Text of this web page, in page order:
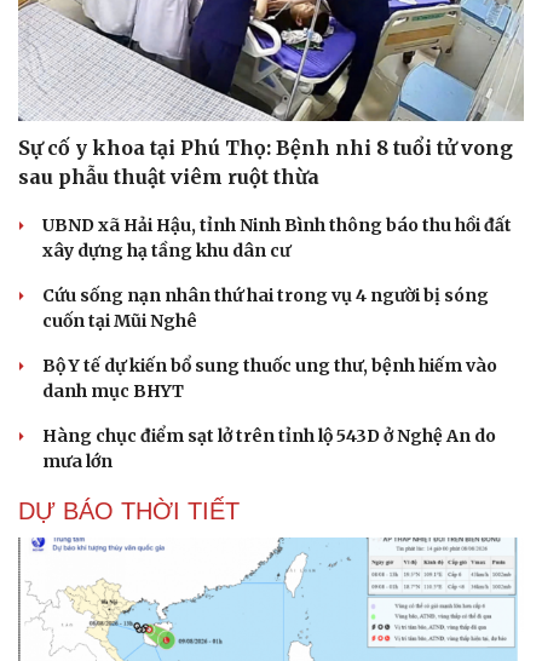
Tư vấn
Săn Tour
check-in
Câu chuyện thời sự
Đọc truyện đêm khuya
Cửa sổ tình yêu
Kể chuyện cho bé
Hạt giống tâm hồn
Sự cố y khoa tại Phú Thọ: Bệnh nhi 8 tuổi tử vong
sau phẫu thuật viêm ruột thừa
UBND xã Hải Hậu, tỉnh Ninh Bình thông báo thu hồi đất
xây dựng hạ tầng khu dân cư
Cứu sống nạn nhân thứ hai trong vụ 4 người bị sóng
cuốn tại Mũi Nghê
Bộ Y tế dự kiến bổ sung thuốc ung thư, bệnh hiếm vào
danh mục BHYT
Hàng chục điểm sạt lở trên tỉnh lộ 543D ở Nghệ An do
mưa lớn
DỰ BÁO THỜI TIẾT